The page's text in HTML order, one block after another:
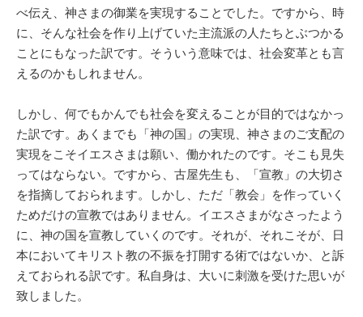
べ伝え、神さまの御業を実現することでした。ですから、時
に、そんな社会を作り上げていた主流派の人たちとぶつかる
ことにもなった訳です。そういう意味では、社会変革とも言
えるのかもしれません。
しかし、何でもかんでも社会を変えることが目的ではなかっ
た訳です。あくまでも「神の国」の実現、神さまのご支配の
実現をこそイエスさまは願い、働かれたのです。そこも見失
ってはならない。ですから、古屋先生も、「宣教」の大切さ
を指摘しておられます。しかし、ただ「教会」を作っていく
ためだけの宣教ではありません。イエスさまがなさったよう
に、神の国を宣教していくのです。それが、それこそが、日
本においてキリスト教の不振を打開する術ではないか、と訴
えておられる訳です。私自身は、大いに刺激を受けた思いが
致しました。